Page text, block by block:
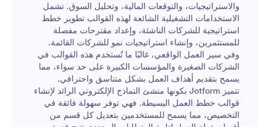
والاستراتيجيات، والتوقعات المالية، وتحليل السوق. تشمل
الاستخدامات التشغيلية الشائعة لهذه القوالب تطوير خطط
استراتيجية للشركات الناشئة، وإعداد مقترحات مفصلة
للمستثمرين، وإنشاء استراتيجيات نمو للشركات القائمة.
وفي سير العمل الواقعي، غالبًا ما تُستخدم هذه القوالب في
الشركات الصغيرة والمؤسسات الكبيرة على حد سواء، مما
يسمح بتقديم أهداف العمل بشكل متناسق واحترافي.
تتميز Jotform بكونها منشئ النماذج الإلكتروني الرائد لإنشاء
قوالب خطط العمل البسيطة. فهي توفر سهولة فائقة في
التخصيص، مما يسمح للمستخدمين بتعديل كل قسم من